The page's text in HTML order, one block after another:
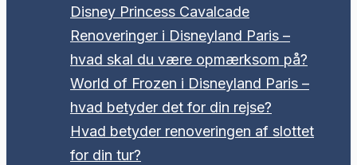
Disney Princess Cavalcade
Renoveringer i Disneyland Paris –
hvad skal du være opmærksom på?
World of Frozen i Disneyland Paris –
hvad betyder det for din rejse?
Hvad betyder renoveringen af slottet
for din tur?